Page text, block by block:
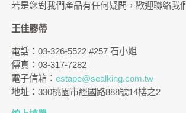
若是您對我們產品有任何疑問，歡迎聯絡我
王佳膠帶
電話：03-326-5522 #257 石小姐
傳真：03-317-7282
電子信箱：estape@sealking.com.tw
地址：330桃園市經國路888號14樓之2